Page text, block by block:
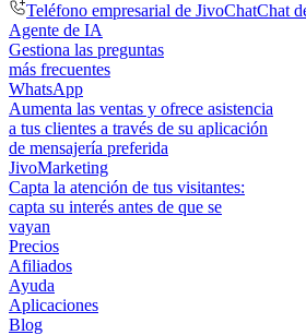
Teléfono empresarial de JivoChatChat
Agente de IA
Gestiona las preguntas
más frecuentes
WhatsApp
Aumenta las ventas y ofrece asistencia
a tus clientes a través de su aplicación
de mensajería preferida
JivoMarketing
Capta la atención de tus visitantes:
capta su interés antes de que se
vayan
Precios
Afiliados
Ayuda
Aplicaciones
Blog